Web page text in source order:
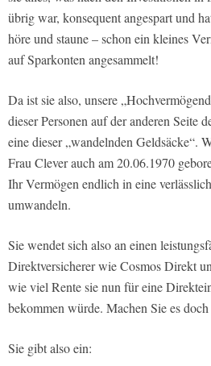
übrig war, konsequent angespart und
höre und staune – schon ein kleines
auf Sparkonten angesammelt!
Da ist sie also, unsere
dieser Personen auf der anderen Seite
eine dieser „wandelnden Geldsäcke“.
Frau Clever auch am 20.06.1970
Ihr Vermögen endlich in eine
umwandeln.
Sie wendet sich also an einen
Direktversicherer wie Cosmos Direkt
wie viel Rente sie nun für eine
bekommen würde. Machen Sie es
Sie gibt also ein: